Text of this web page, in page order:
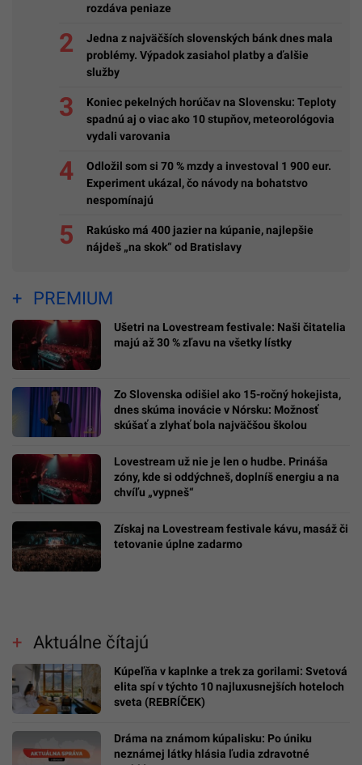
rozdáva peniaze
Jedna z najväčších slovenských bánk dnes mala
problémy. Výpadok zasiahol platby a ďalšie
služby
Koniec pekelných horúčav na Slovensku: Teploty
spadnú aj o viac ako 10 stupňov, meteorológovia
vydali varovania
Odložil som si 70 % mzdy a investoval 1 900 eur.
Experiment ukázal, čo návody na bohatstvo
nespomínajú
Rakúsko má 400 jazier na kúpanie, najlepšie
nájdeš „na skok“ od Bratislavy
PREMIUM
Ušetri na Lovestream festivale: Naši čitatelia
majú až 30 % zľavu na všetky lístky
Zo Slovenska odišiel ako 15-ročný hokejista,
dnes skúma inovácie v Nórsku: Možnosť
skúšať a zlyhať bola najväčšou školou
Lovestream už nie je len o hudbe. Prináša
zóny, kde si oddýchneš, doplníš energiu a na
chvíľu „vypneš“
Získaj na Lovestream festivale kávu, masáž či
tetovanie úplne zadarmo
Aktuálne čítajú
Kúpeľňa v kaplnke a trek za gorilami: Svetová
elita spí v týchto 10 najluxusnejších hoteloch
sveta (REBRÍČEK)
Dráma na známom kúpalisku: Po úniku
neznámej látky hlásia ľudia zdravotné